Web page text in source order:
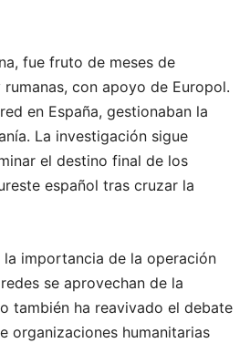
fue fruto de meses de
con apoyo de Europol.
en España, gestionaban la
La investigación sigue
el destino final de los
español tras cruzar la
la importancia de la operación
se aprovechan de la
también ha reavivado el debate
organizaciones humanitarias